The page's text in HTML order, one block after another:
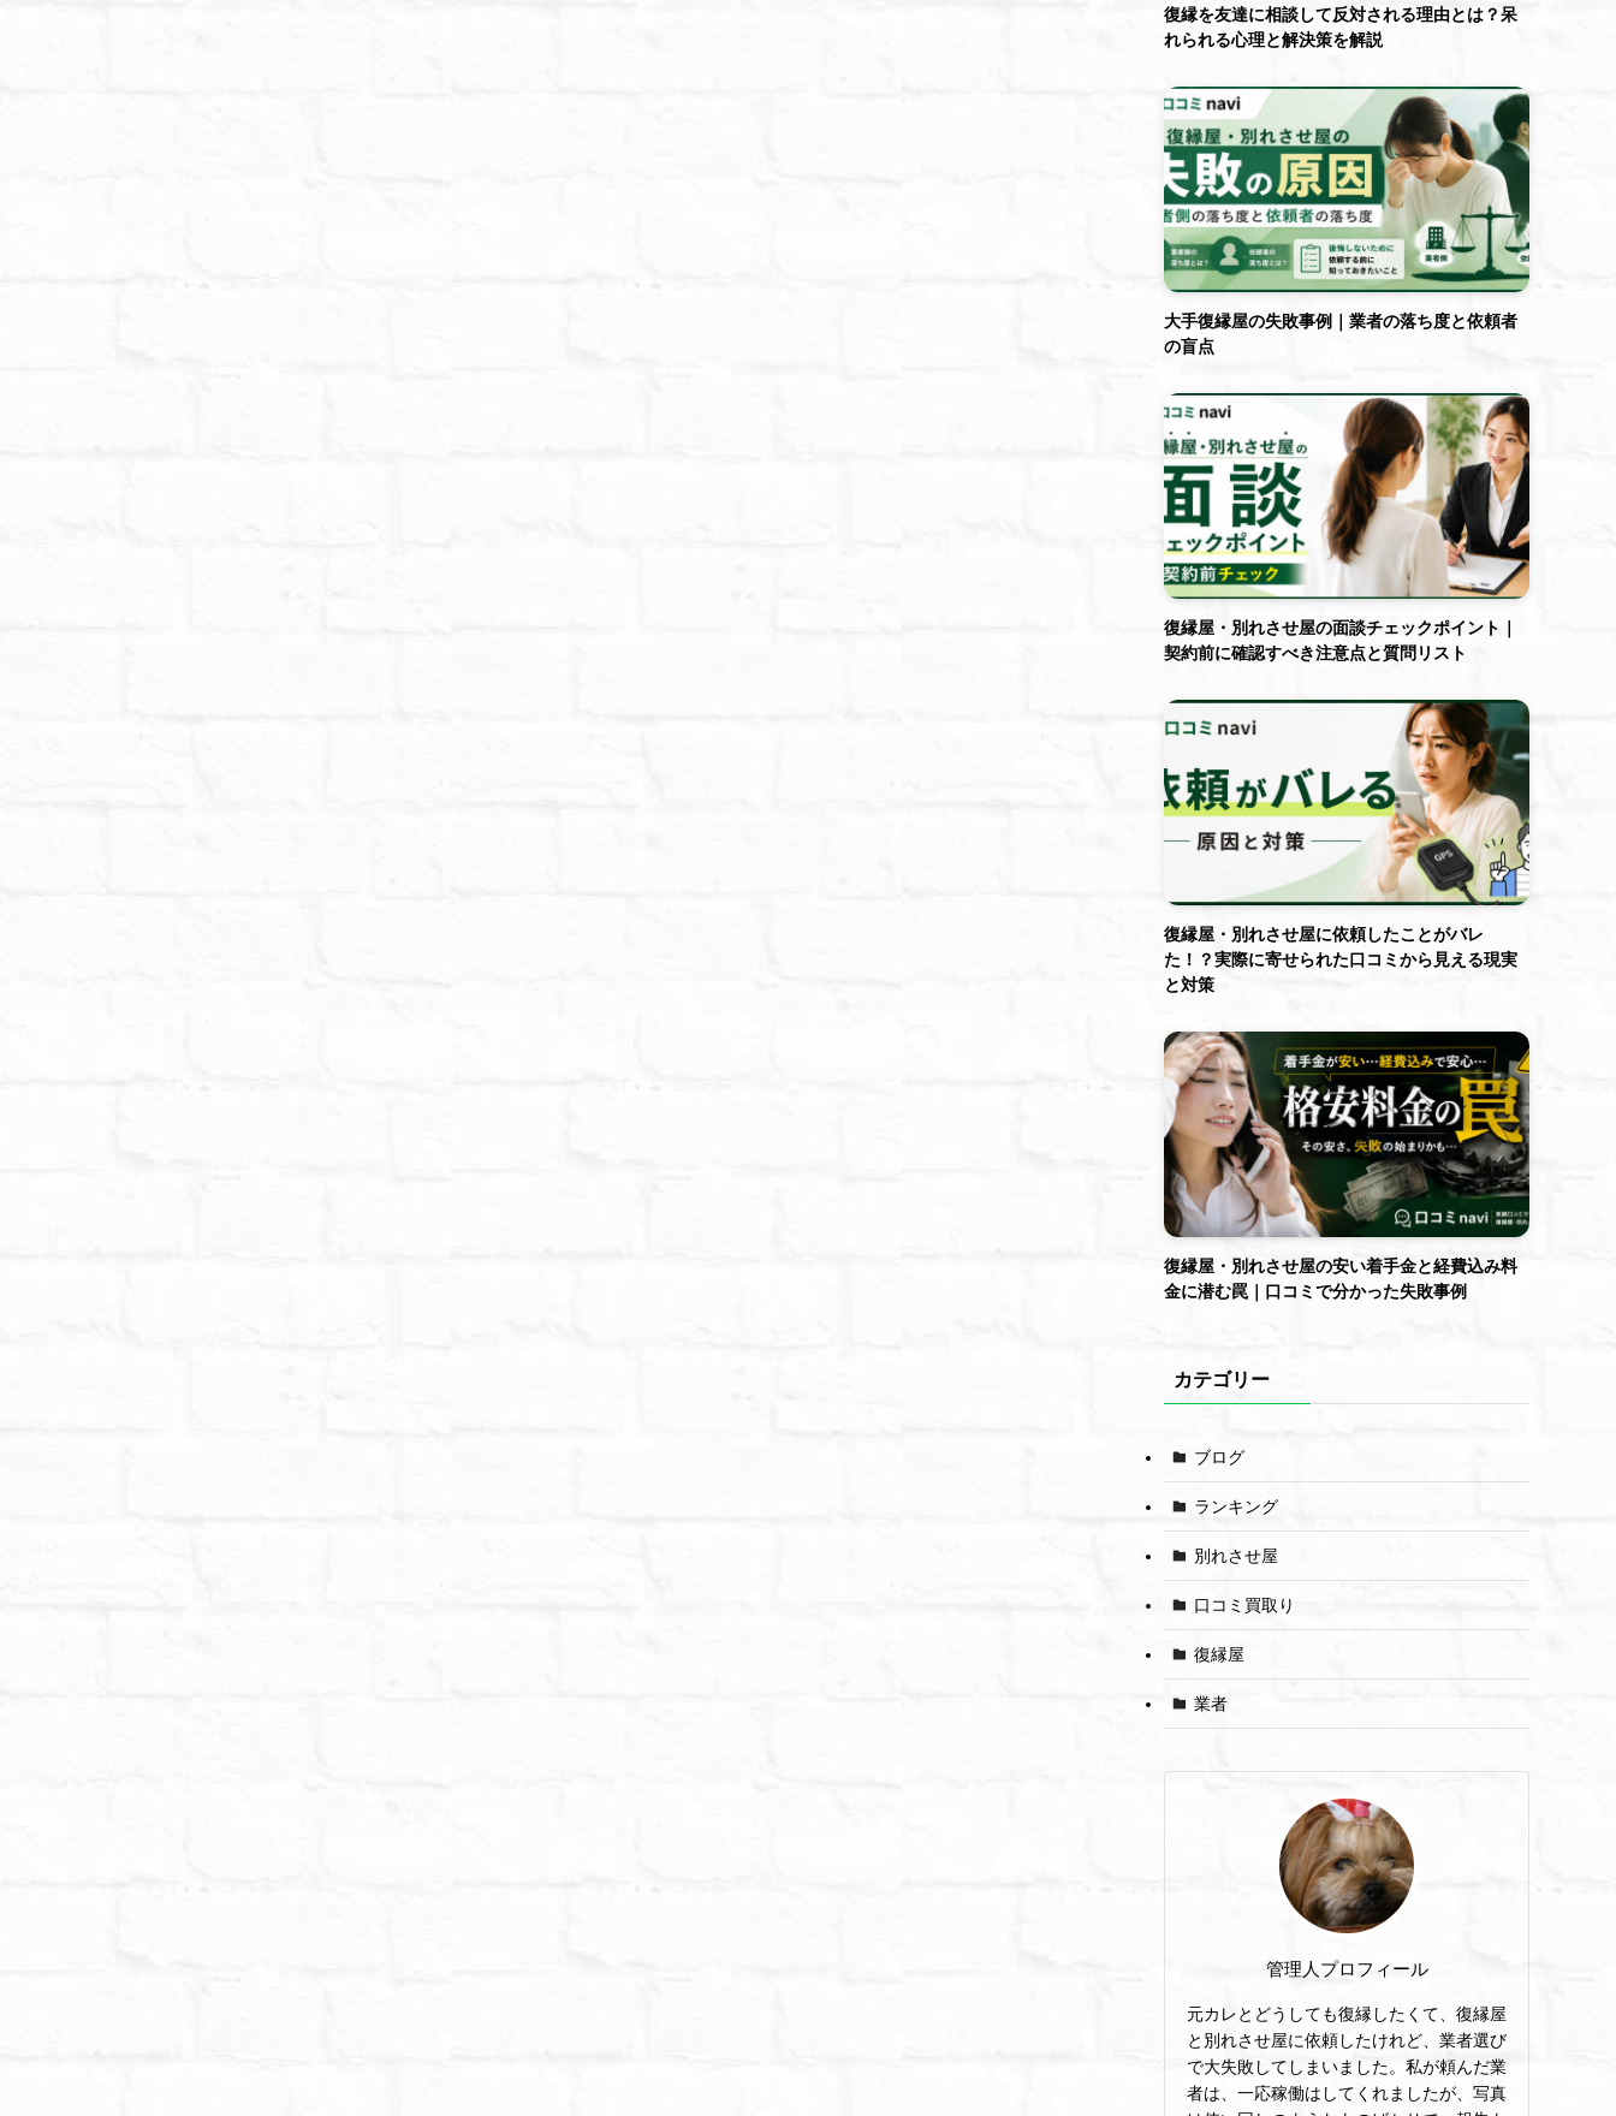
復縁を友達に相談して反対される理由とは？呆
れられる心理と解決策を解説
大手復縁屋の失敗事例｜業者の落ち度と依頼者
の盲点
復縁屋・別れさせ屋の面談チェックポイント｜
契約前に確認すべき注意点と質問リスト
復縁屋・別れさせ屋に依頼したことがバレ
た！？実際に寄せられた口コミから見える現実
と対策
復縁屋・別れさせ屋の安い着手金と経費込み料
金に潜む罠｜口コミで分かった失敗事例
カテゴリー
ブログ
ランキング
別れさせ屋
口コミ買取り
復縁屋
業者
管理人プロフィール
元カレとどうしても復縁したくて、復縁屋
と別れさせ屋に依頼したけれど、業者選び
で大失敗してしまいました。私が頼んだ業
者は、一応稼働はしてくれましたが、写真